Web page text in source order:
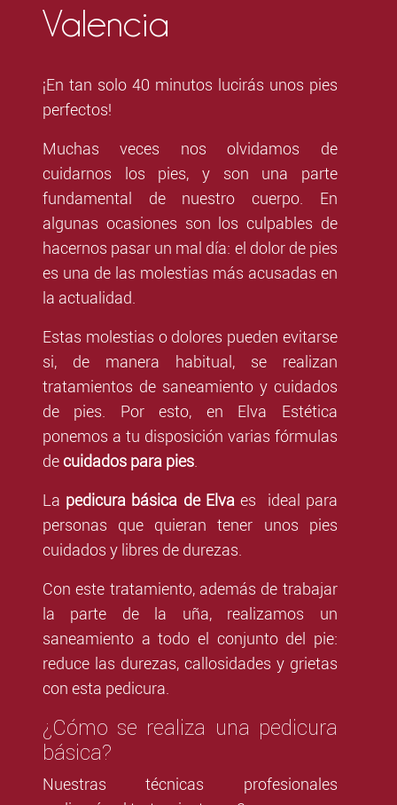
Valencia
¡En tan solo 40 minutos lucirás unos pies
perfectos!
Muchas veces nos olvidamos de
cuidarnos los pies, y son una parte
fundamental de nuestro cuerpo. En
algunas ocasiones son los culpables de
hacernos pasar un mal día: el dolor de pies
es una de las molestias más acusadas en
la actualidad.
Estas molestias o dolores pueden evitarse
si, de manera habitual, se realizan
tratamientos de saneamiento y cuidados
de pies. Por esto, en Elva Estética
ponemos a tu disposición varias fórmulas
decuidados para pies
La pedicura básica de Elva es ideal para
personas que quieran tener unos pies
cuidados y libres de durezas.
Con este tratamiento, además de trabajar
la parte de la uña, realizamos un
saneamiento a todo el conjunto del pie:
reduce las durezas, callosidades y grietas
con esta pedicura.
¿Cómo se realiza una pedicura
básica?
Nuestras técnicas profesionales